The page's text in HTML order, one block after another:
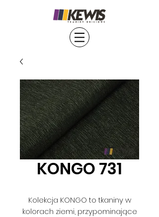
KONGO 731
Kolekcja KONGO to tkaniny w
kolorach ziemi, przypominające